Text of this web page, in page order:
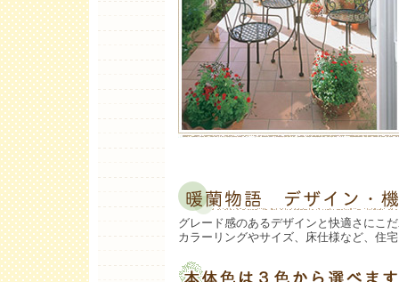
グレード感のあるデザインと快適さにこ
カラーリングやサイズ、床仕様など、住